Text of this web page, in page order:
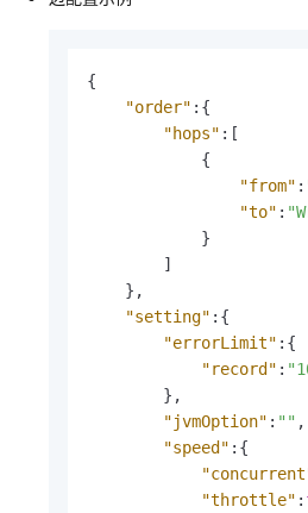
{
"order" : {
"hops" : [
{
"from" :
"to" :
}
]
} ,
"setting" : {
"errorLimit" : {
"record" :
} ,
"jvmOption" : "" ,
"speed" : {
"throttle" :